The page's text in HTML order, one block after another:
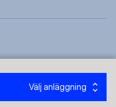
Välj anläggning